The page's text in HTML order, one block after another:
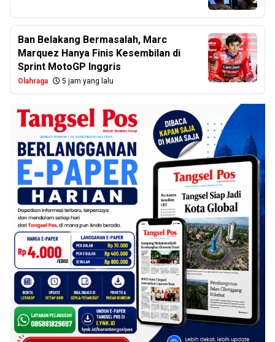
Ban Belakang Bermasalah, Marc
Marquez Hanya Finis Kesembilan di
Sprint MotoGP Inggris
Olahraga 5 jam yang lalu